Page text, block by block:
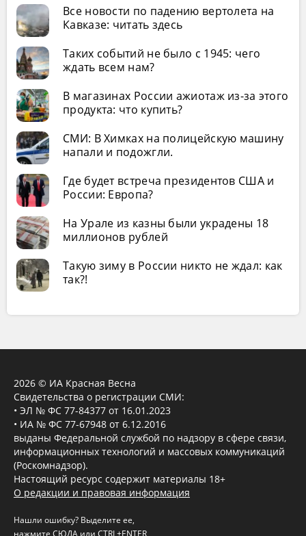
Все новости по падению вертолета на
Кавказе: читать здесь
Таких событий не было с 1945: чего
ждать всем нам?
В магазинах России ажиотаж из-за этого
продукта: что купить?
СМИ: В Химках на полицейскую машину
напали и подожгли.
Где будет встреча президентов США и
России: Европа?
На Урале из казны были украдены 18
миллионов рублей
Такую зиму в России никто не ждал: как
так?!
2026 © ИА Красная Весна
Свидетельства о регистрации СМИ:
• ЭЛ № ФС 77-84377 от 16.01.2023
• ИА № ФС 77-67948 от 6.12.2016
выданы Федеральной службой по надзору в сфере связи,
информационных технологий и массовых коммуникаций
(Роскомнадзор).
Настоящий ресурс содержит материалы 18+
О редакции и правовая информация
Нашли ошибку? Выделите ее,
нажмите СЮДА или CTRL+ENTER